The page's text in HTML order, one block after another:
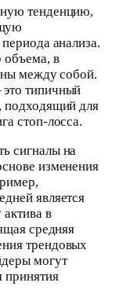
тенденцию,
анализа.
объема, в
между собой.
типичный
подходящий для
стоп-лосса.
сигналы на
изменения
является
в
средняя
трендовых
могут
принятия